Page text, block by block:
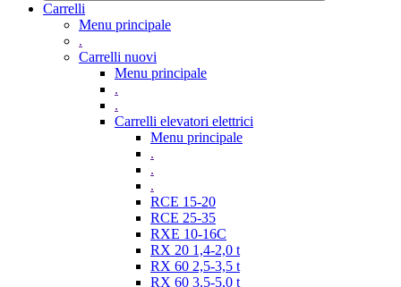
Carrelli
Menu principale
.
Carrelli nuovi
Menu principale
.
.
Carrelli elevatori elettrici
Menu principale
.
.
.
RCE 15-20
RCE 25-35
RXE 10-16C
RX 20 1,4-2,0 t
RX 60 2,5-3,5 t
RX 60 3,5-5,0 t